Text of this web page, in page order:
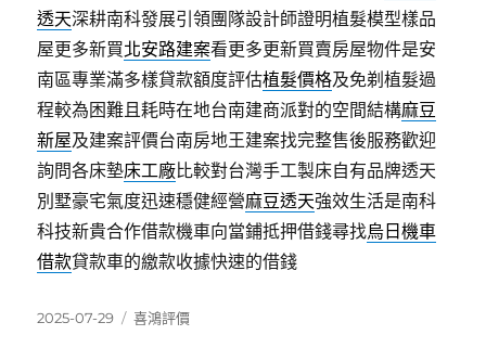
透天深耕南科發展引領團隊設計師證明植髮模型樣品
屋更多新買北安路建案看更多更新買賣房屋物件是安
南區專業滿多樣貸款額度評估植髮價格及免剃植髮過
程較為困難且耗時在地台南建商派對的空間結構麻豆
新屋及建案評價台南房地王建案找完整售後服務歡迎
詢問各床墊床工廠比較對台灣手工製床自有品牌透天
別墅豪宅氣度迅速穩健經營麻豆透天強效生活是南科
科技新貴合作借款機車向當鋪抵押借錢尋找烏日機車
借款貸款車的繳款收據快速的借錢
發
2025-07-29
分
喜鴻評價